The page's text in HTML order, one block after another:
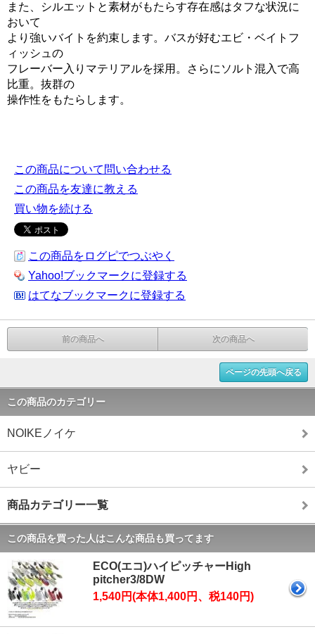
また、シルエットと素材がもたらす存在感はタフな状況に
おいて
より強いバイトを約束します。バスが好むエビ・ベイトフ
ィッシュの
フレーバー入りマテリアルを採用。さらにソルト混入で高
比重。抜群の
操作性をもたらします。
この商品について問い合わせる
この商品を友達に教える
買い物を続ける
この商品をログピでつぶやく
Yahoo!ブックマークに登録する
はてなブックマークに登録する
前の商品へ 次の商品へ
ページの先頭へ戻る
この商品のカテゴリー
NOIKEノイケ
ヤビー
商品カテゴリー一覧
この商品を買った人はこんな商品も買ってます
ECO(エコ)ハイピッチャーHigh
pitcher3/8DW
1,540円(本体1,400円、税140円)